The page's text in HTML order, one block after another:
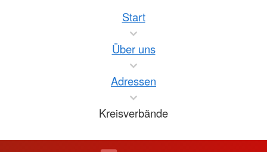
Start
Über uns
Adressen
Kreisverbände